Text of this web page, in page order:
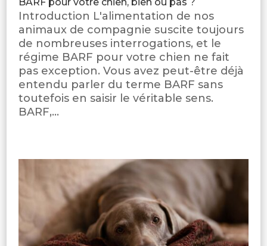
Introduction L'alimentation de nos
animaux de compagnie suscite toujours
de nombreuses interrogations, et le
régime BARF pour votre chien ne fait
pas exception. Vous avez peut-être déjà
entendu parler du terme BARF sans
toutefois en saisir le véritable sens.
BARF,...